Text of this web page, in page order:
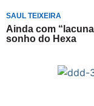
SAUL TEIXEIRA
Ainda com
sonho do Hexa